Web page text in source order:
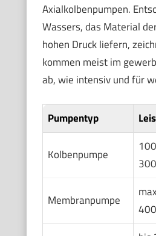
Axialkolbenpumpen.
Wassers, das Material
hohen Druck liefern,
kommen meist im
ab, wie intensiv und für
Pumpentyp
Kolbenpumpe
Membranpumpe